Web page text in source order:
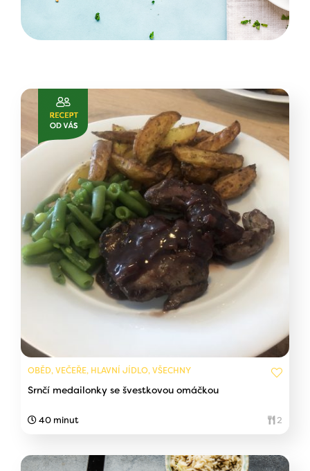
OBĚD, VEČEŘE, HLAVNÍ JÍDLO, VŠECHNY
Srnčí medailonky se švestkovou omáčkou
40 minut 2